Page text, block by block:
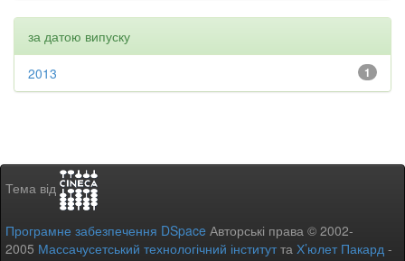
за датою випуску
1
2013
Тема від
Програмне забезпечення DSpace Авторські права © 2002-
2005 Массачусетський технологічний інститутта Х’юлет Пакард -